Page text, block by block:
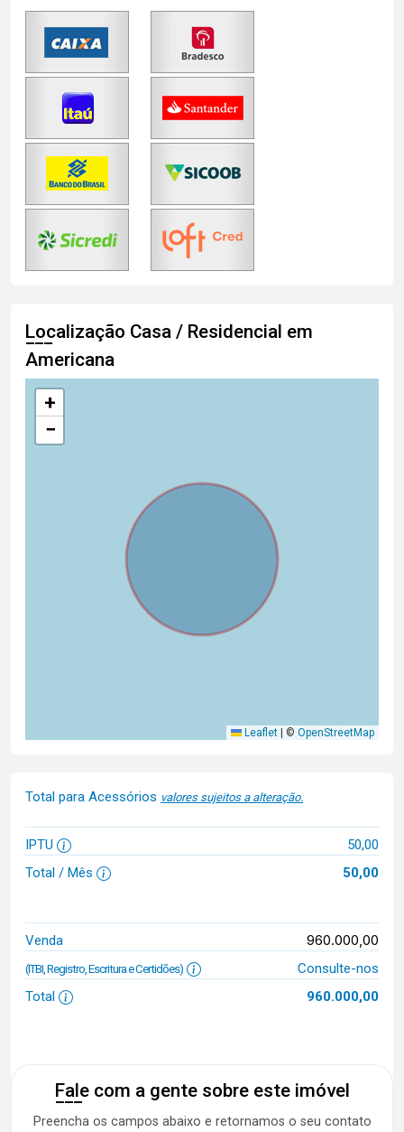
Localização Casa / Residencial em
Americana
+
−
Leaflet | © OpenStreetMap
Total para Acessórios valores sujeitos a alteração.
IPTU
50,00
Total / Mês
50,00
Venda 960.000,00
(ITBI, Registro, Escritura e Certidões)
Consulte-nos
Total
960.000,00
Fale com a gente sobre este imóvel
Preencha os campos abaixo e retornamos o seu contato